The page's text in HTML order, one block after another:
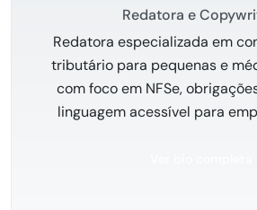
Redatora e
Redatora especializada em
tributário para pequenas e
com foco em NFSe,
linguagem acessível para